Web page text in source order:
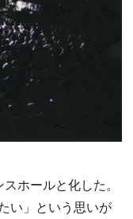
ホールと化した。
い」という思いが